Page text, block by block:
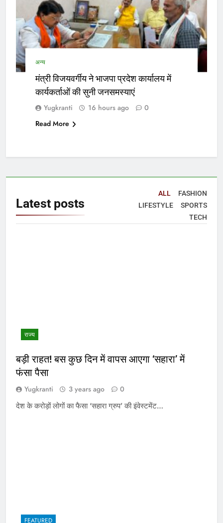
अन्य
मंत्री विजयवर्गीय ने भाजपा प्रदेश कार्यालय में
कार्यकर्ताओं की सुनी जनसमस्याएं
Yugkranti 16 hours ago
0
Read More
Latest posts
ALL
FASHION
LIFESTYLE
SPORTS
TECH
राज्य
बड़ी राहत! बस कुछ दिन में वापस आएगा ‘सहारा’ में
फंसा पैसा
Yugkranti 3 years ago 0
देश के करोड़ों लोगों का फैसा ‘सहारा ग्रुप’ की इंवेस्टमेंट…
FEATURED